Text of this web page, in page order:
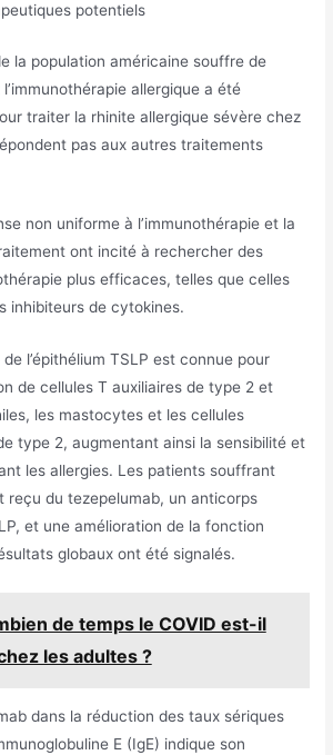
potentiels
la population américaine souffre de
allergique a été
traiter la rhinite allergique sévère chez
pas aux autres traitements
non uniforme à l’immunothérapie et la
ont incité à rechercher des
plus efficaces, telles que celles
inhibiteurs de cytokines.
l’épithélium TSLP est connue pour
de cellules T auxiliaires de type 2 et
les mastocytes et les cellules
type 2, augmentant ainsi la sensibilité et
les allergies. Les patients souffrant
reçu du tezepelumab, un anticorps
et une amélioration de la fonction
globaux ont été signalés.
de temps le COVID est-il
les adultes ?
dans la réduction des taux sériques
E (IgE) indique son